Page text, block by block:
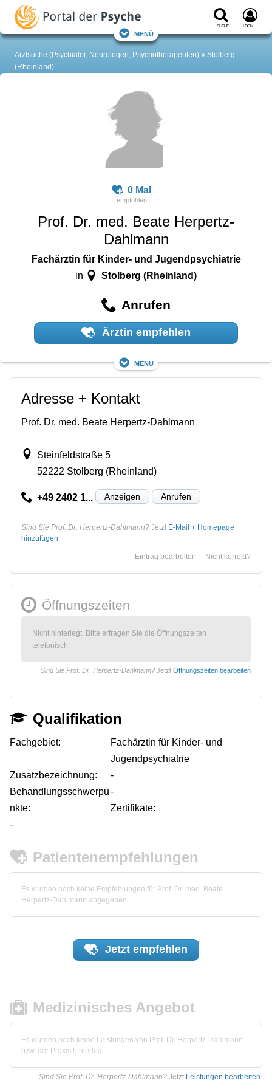
Suche Login
Menü
Arztsuche (Psychiater, Neurologen, Psychotherapeuten)
Stolberg
(Rheinland)
0 Mal
Prof. Dr. med. Beate Herpertz-
Dahlmann
Fachärztin für Kinder- und Jugendpsychiatrie
in Stolberg (Rheinland)
Anrufen
Ärztin empfehlen
Menü
Adresse + Kontakt
Prof. Dr. med. Beate Herpertz-Dahlmann
Steinfeldstraße 5
52222 Stolberg (Rheinland)
+49 2402 1... Anzeigen Anrufen
Sind Sie Prof. Dr. Herpertz-Dahlmann? Jetzt E-Mail + Homepage
hinzufügen
Nicht korrekt?
Eintrag bearbeiten
Öffnungszeiten
Nicht hinterlegt. Bitte erfragen Sie die Öffnungszeiten
telefonisch.
Sind Sie Prof. Dr. Herpertz-Dahlmann? Jetzt Öffnungszeiten bearbeiten
Qualifikation
Fachgebiet:
Fachärztin für Kinder- und
Jugendpsychiatrie
Zusatzbezeichnung:
-
Behandlungsschwerpu
nkte:
-
Zertifikate:
-
Patientenempfehlungen
Es wurden noch keine Empfehlungen für Prof. Dr. med. Beate
Herpertz-Dahlmann abgegeben.
Jetzt empfehlen
Medizinisches Angebot
Es wurden noch keine Leistungen von Prof. Dr. Herpertz-Dahlmann
bzw. der Praxis hinterlegt.
Sind Sie Prof. Dr. Herpertz-Dahlmann? Jetzt Leistungen bearbeiten.